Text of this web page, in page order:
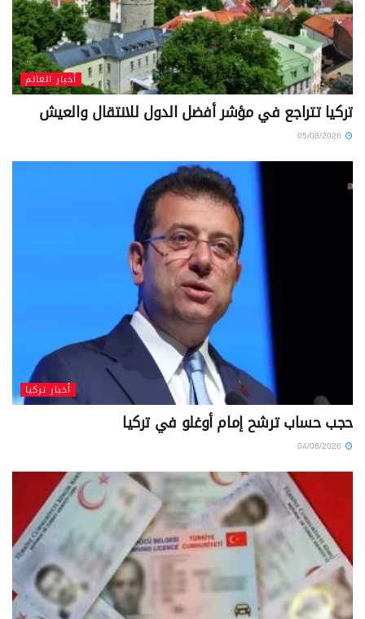
أخبار العالم
تركيا تتراجع في مؤشر أفضل الدول للانتقال والعيش
أخبار تركيا
حجب حساب ترشح إمام أوغلو في تركيا